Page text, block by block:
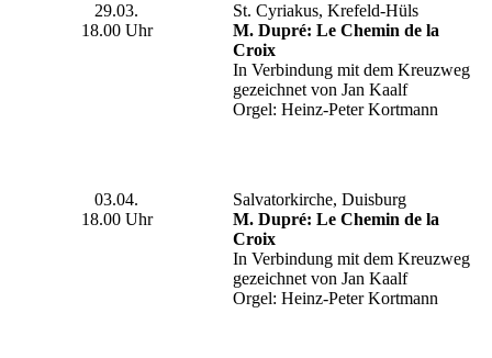
29.03.
18.00 Uhr
St. Cyriakus, Krefeld-Hüls
M. Dupré: Le Chemin de la
Croix
In Verbindung mit dem Kreuzweg
gezeichnet von Jan Kaalf
Orgel: Heinz-Peter Kortmann
03.04.
18.00 Uhr
Salvatorkirche, Duisburg
M. Dupré: Le Chemin de la
Croix
In Verbindung mit dem Kreuzweg
gezeichnet von Jan Kaalf
Orgel: Heinz-Peter Kortmann